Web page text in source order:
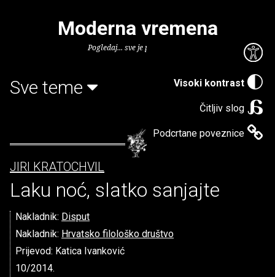
Visoki kontrast
Čitljiv slog
Podcrtane poveznice
Moderna vremena
Pogledaj... sve je puno knjiga.
Sve teme
JIRI KRATOCHVIL
Laku noć, slatko sanjajte
Nakladnik: Disput
Nakladnik: Hrvatsko filološko društvo
Prijevod: Katica Ivanković
10/2014.